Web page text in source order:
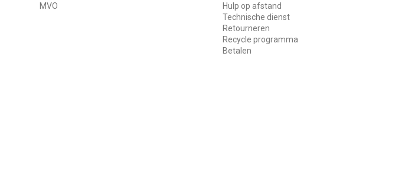
MVO
Hulp op afstand
Technische dienst
Retourneren
Recycle programma
Betalen